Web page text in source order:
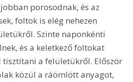
porosodnak, és az
foltok is elég nehezen
Szinte naponkénti
és a keletkező foltokat
tisztítani a felületükről. Először
közül a ráömlött anyagot,